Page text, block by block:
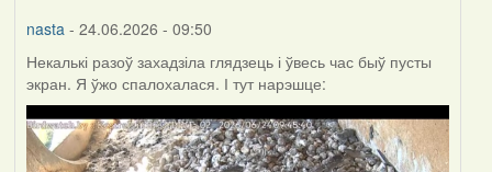
nasta- 24.06.2026 - 09:50
Некалькі разоў захадзіла глядзець і ўвесь час быў пусты
экран. Я ўжо спалохалася. І тут нарэшце: